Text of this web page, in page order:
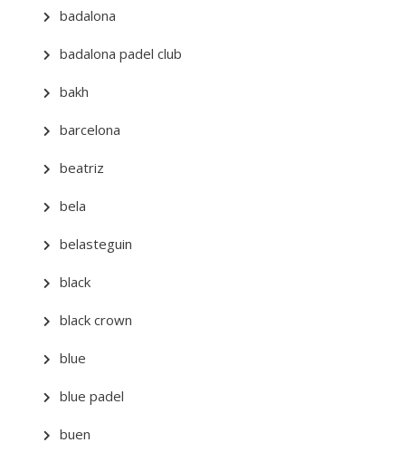
badalona
badalona padel club
bakh
barcelona
beatriz
bela
belasteguin
black
black crown
blue
blue padel
buen